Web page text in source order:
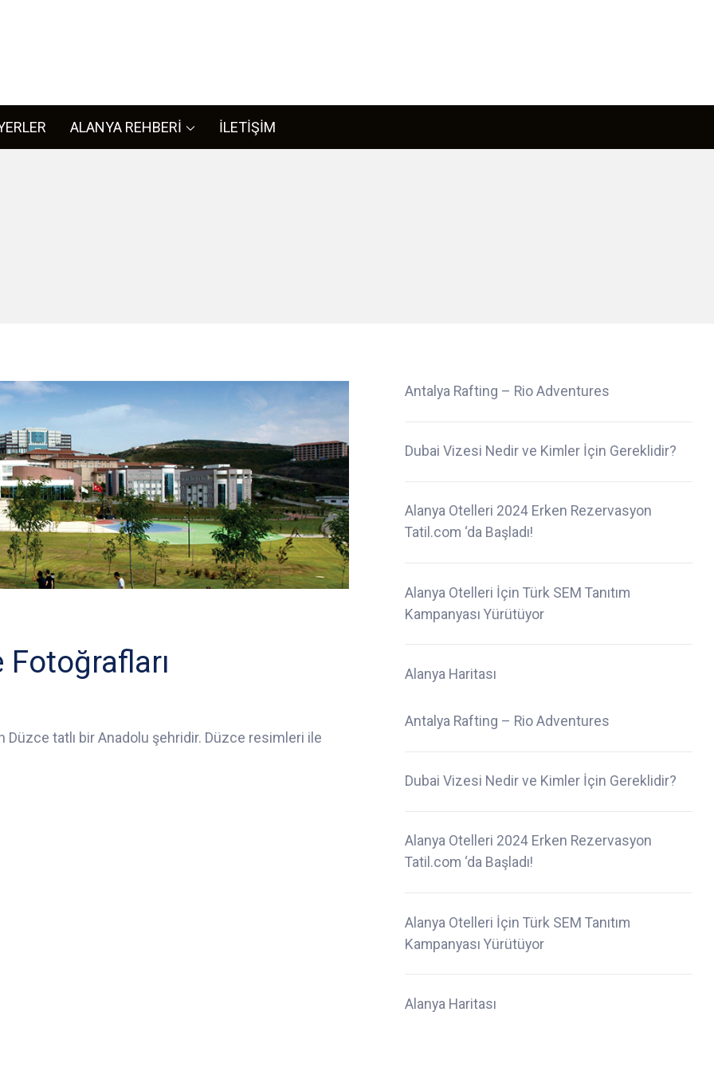
ALANYA REHBERİ İLETİŞİM
Düzce tatlı bir Anadolu şehridir. Düzce resimleri ile
Antalya Rafting – Rio Adventures
Dubai Vizesi Nedir ve Kimler İçin Gereklidir?
Alanya Otelleri 2024 Erken Rezervasyon
Tatil.com ‘da Başladı!
Alanya Otelleri İçin Türk SEM Tanıtım
Kampanyası Yürütüyor
Alanya Haritası
Antalya Rafting – Rio Adventures
Dubai Vizesi Nedir ve Kimler İçin Gereklidir?
Alanya Otelleri 2024 Erken Rezervasyon
Tatil.com ‘da Başladı!
Alanya Otelleri İçin Türk SEM Tanıtım
Kampanyası Yürütüyor
Alanya Haritası